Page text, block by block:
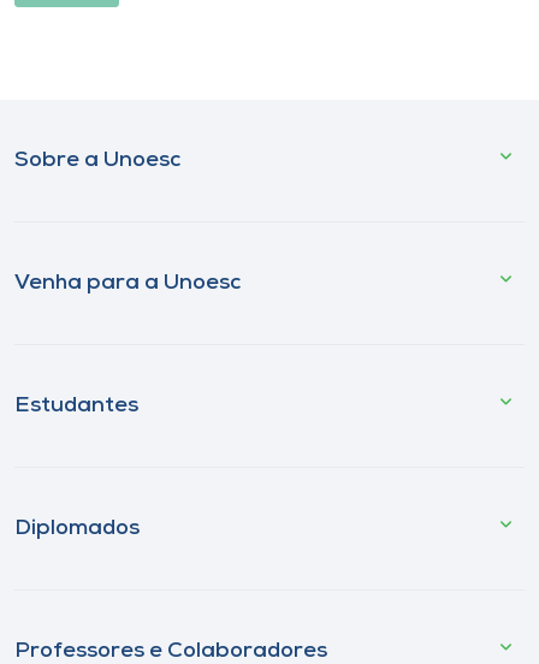
Sobre a Unoesc
Venha para a Unoesc
Estudantes
Diplomados
Professores e Colaboradores